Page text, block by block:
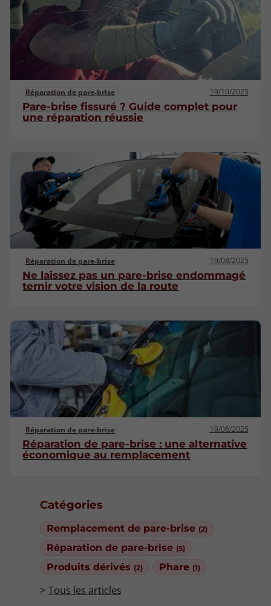
Catégories
Remplacement de pare-brise (2)
Réparation de pare-brise (5)
Produits dérivés (2) Phare (1)
Tous les articles
Réparation de pare-brise 19/10/2025
Pare-brise fissuré ? Guide complet pour
une réparation réussie
Réparation de pare-brise 19/08/2025
Ne laissez pas un pare-brise endommagé
ternir votre vision de la route
Réparation de pare-brise 19/06/2025
Réparation de pare-brise : une alternative
économique au remplacement